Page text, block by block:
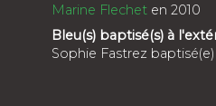
Marine Flecheten 2010
Bleu(s) baptisé(s) à
Sophie Fastrez